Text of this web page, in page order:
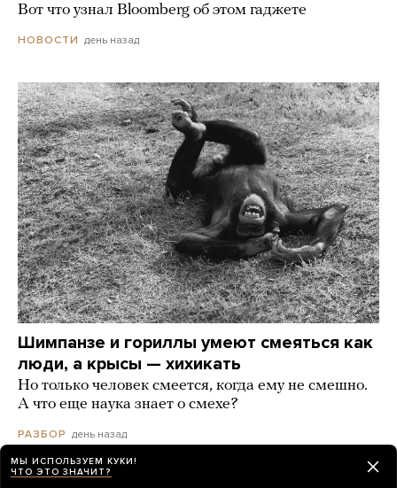
Вот что узнал Bloomberg об этом гаджете
НОВОСТИ день назад
Шимпанзе и гориллы умеют смеяться как
люди, а крысы — хихикать
Но только человек смеется, когда ему не смешно.
А что еще наука знает о смехе?
РАЗБОР день назад
МЫ ИСПОЛЬЗУЕМ КУКИ!
ЧТО ЭТО ЗНАЧИТ?